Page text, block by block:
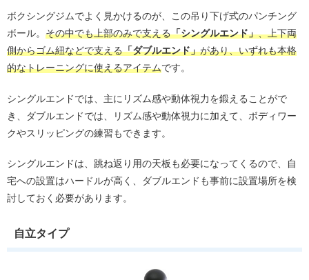
ボクシングジムでよく見かけるのが、この吊り下げ式のパンチング
ボール。 その中でも上部のみで支える「シングルエンド」、上下両
側からゴム紐などで支える「ダブルエンド」があり、いずれも本格
的なトレーニングに使えるアイテムです。
シングルエンドでは、主にリズム感や動体視力を鍛えることがで
き、ダブルエンドでは、リズム感や動体視力に加えて、ボディワー
クやスリッピングの練習もできます。
シングルエンドは、跳ね返り用の天板も必要になってくるので、自
宅への設置はハードルが高く、ダブルエンドも事前に設置場所を検
討しておく必要があります。
自立タイプ